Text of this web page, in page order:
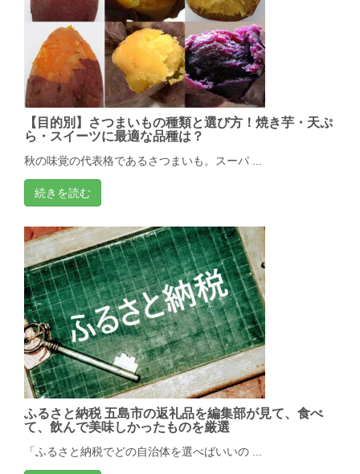
【目的別】さつまいもの種類と選び方！焼き芋・天ぷ
ら・スイーツに最適な品種は？
秋の味覚の代表格であるさつまいも。スーパ ...
続きを読む
ふるさと納税 五島市の返礼品を編集部が見て、食べ
て、飲んで美味しかったものを厳選
「ふるさと納税でどの自治体を選べばいいの ...